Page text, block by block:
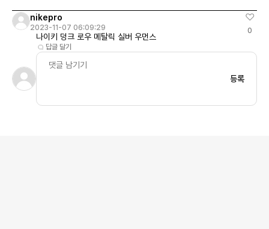
nikepro
2023-11-07 06:09:29
나이키 덩크 로우 메탈릭 실버 우먼스
답글 달기
0
등록